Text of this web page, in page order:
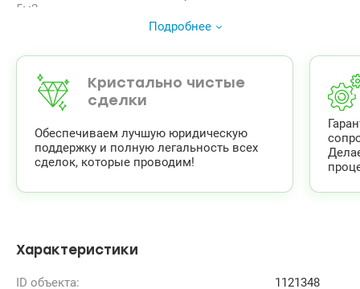
5м2.
Квартира с индивидуальным авторским ремонтом, в
В комплексе закрытая территория с круглосуточным
видеонаблюдением и подземным паркингом сделают
вашу жизнь комфортной и безопасной.
Вы любите бегать? Через дорогу от дома роскошный
парк Победа.
В парке вы можете бегать по утрам, днем и вечером
жарко не будет, тень от деревьев и озеро создают
комфортные условия для занятий спортом.
valion.ua/1121347
Подробнее
Кристально чистые
сделки
Обеспечиваем лучшую юридическую
поддержку и полную легальность всех
сделок, которые проводим!
Характеристики
ID объекта:
1121348